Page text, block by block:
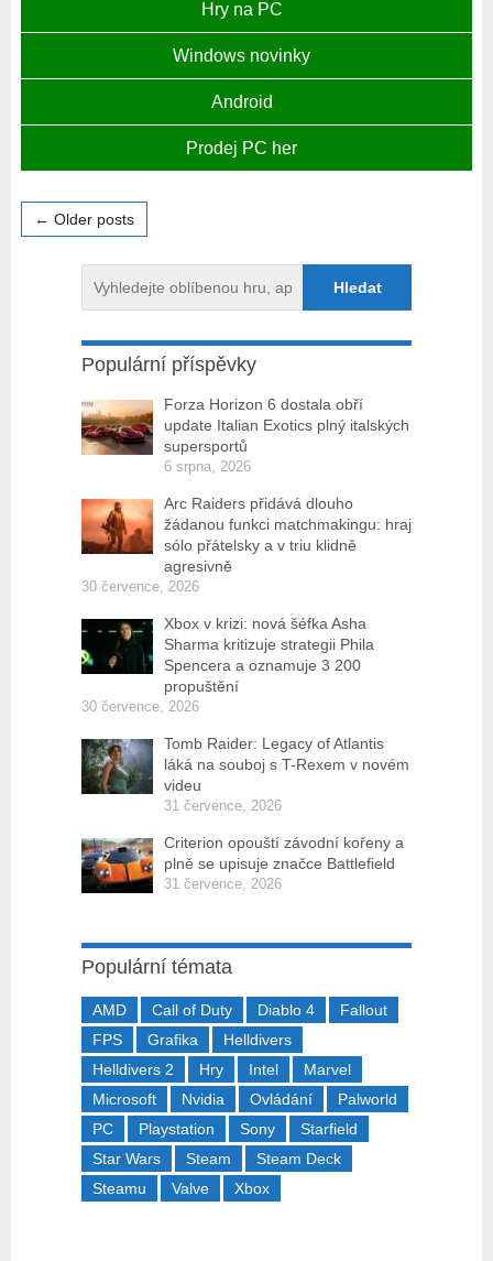
Hry na PC
Windows novinky
Android
Prodej PC her
← Older posts
Populární příspěvky
Forza Horizon 6 dostala obří
update Italian Exotics plný italských
supersportů
6 srpna, 2026
Arc Raiders přidává dlouho
žádanou funkci matchmakingu: hraj
sólo přátelsky a v triu klidně
agresivně
30 července, 2026
Xbox v krizi: nová šéfka Asha
Sharma kritizuje strategii Phila
Spencera a oznamuje 3 200
propuštění
30 července, 2026
Tomb Raider: Legacy of Atlantis
láká na souboj s T-Rexem v novém
videu
31 července, 2026
Criterion opouští závodní kořeny a
plně se upisuje značce Battlefield
31 července, 2026
Populární témata
AMD Call of Duty Diablo 4
Fallout
FPS
Grafika
Helldivers
Helldivers 2
Hry Intel
Marvel
Microsoft
Nvidia Ovládání
Palworld
PC
Playstation Sony
Starfield
Star Wars
Steam
Steam Deck
Steamu
Valve Xbox